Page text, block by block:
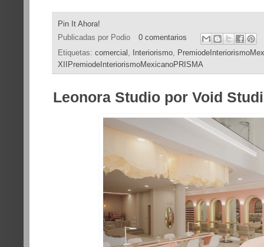
Pin It Ahora!
Publicadas por Podio
0 comentarios
Etiquetas: comercial Interiorismo
XIIPremiodeInteriorismoMexicanoPRISMA
Leonora Studio por Void